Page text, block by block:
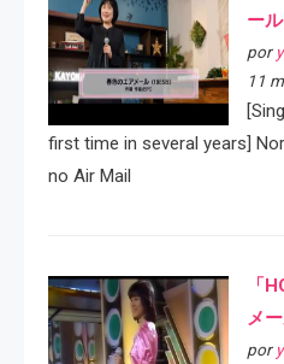
ー
por
11
first time in several years]
no Air Mail
「
メ
por